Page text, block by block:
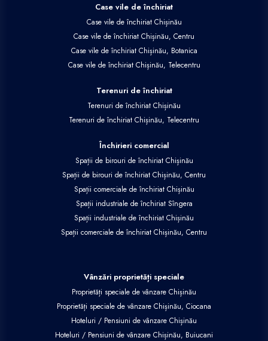
Case vile de închiriat
Case vile de închiriat Chișinău
Case vile de închiriat Chișinău, Centru
Case vile de închiriat Chișinău, Botanica
Case vile de închiriat Chișinău, Telecentru
Terenuri de închiriat
Terenuri de închiriat Chișinău
Terenuri de închiriat Chișinău, Telecentru
Închirieri comercial
Spații de birouri de închiriat Chișinău
Spații de birouri de închiriat Chișinău, Centru
Spații comerciale de închiriat Chișinău
Spații industriale de închiriat Sîngera
Spații industriale de închiriat Chișinău
Spații comerciale de închiriat Chișinău, Centru
Vânzări proprietăți speciale
Proprietăți speciale de vânzare Chișinău
Proprietăți speciale de vânzare Chișinău, Ciocana
Hoteluri / Pensiuni de vânzare Chișinău
Hoteluri / Pensiuni de vânzare Chișinău, Buiucani